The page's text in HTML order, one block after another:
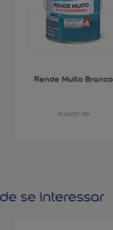
Rende Muito Branco
A partir de
se interessar